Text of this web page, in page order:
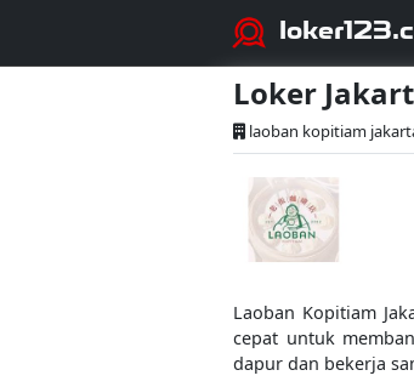
Loker
laoban kopitiam
Laoban Kopitiam
cepat untuk
dapur dan bekerja